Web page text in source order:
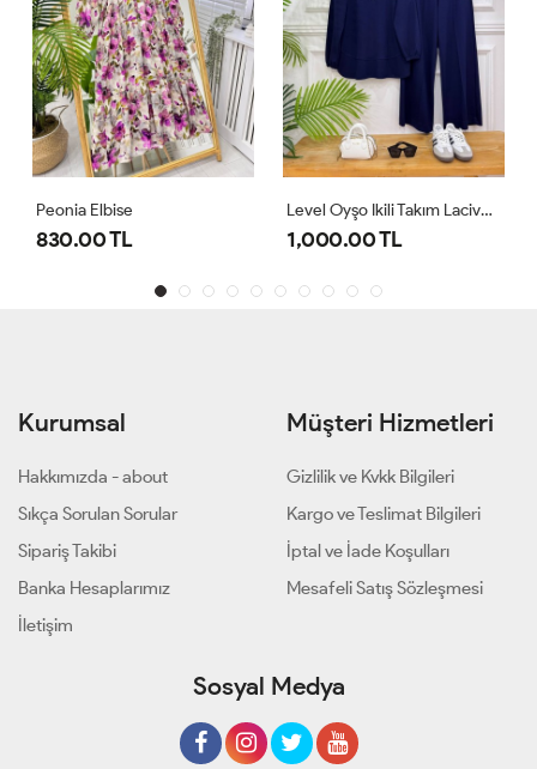
Level Oyşo Ikili Takım Lacivert
1,000.00 TL
Zeren Elbise Pudra
800.00 TL
Kurumsal
Hakkımızda - about
Sıkça Sorulan Sorular
Sipariş Takibi
Banka Hesaplarımız
İletişim
Müşteri Hizmetleri
Gizlilik ve Kvkk Bilgileri
Kargo ve Teslimat Bilgileri
İptal ve İade Koşulları
Mesafeli Satış Sözleşmesi
Sosyal Medya